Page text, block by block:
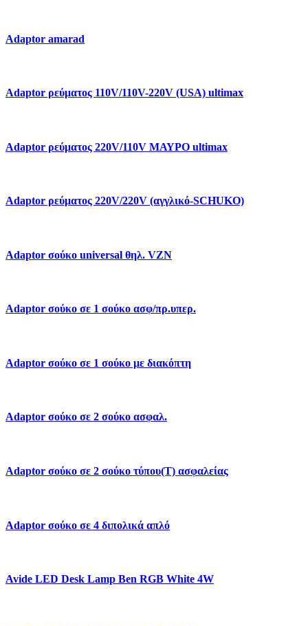
Adaptor amarad
Adaptor ρεύματος 110V/110V-220V (USA) ultimax
Adaptor ρεύματος 220V/110V ΜΑΥΡΟ ultimax
Adaptor ρεύματος 220V/220V (αγγλικό-SCHUKO)
Adaptor σούκο universal θηλ. VZN
Adaptor σούκο σε 1 σούκο ασφ/πρ.υπερ.
Adaptor σούκο σε 1 σούκο με διακόπτη
Adaptor σούκο σε 2 σούκο ασφαλ.
Adaptor σούκο σε 2 σούκο τύπου(Τ) ασφαλείας
Adaptor σούκο σε 4 διπολικά απλό
Avide LED Desk Lamp Ben RGB White 4W